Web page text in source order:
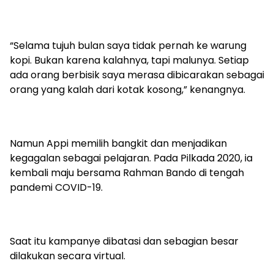
“Selama tujuh bulan saya tidak pernah ke warung
kopi. Bukan karena kalahnya, tapi malunya. Setiap
ada orang berbisik saya merasa dibicarakan sebagai
orang yang kalah dari kotak kosong,” kenangnya.
Namun Appi memilih bangkit dan menjadikan
kegagalan sebagai pelajaran. Pada Pilkada 2020, ia
kembali maju bersama Rahman Bando di tengah
pandemi COVID-19.
Saat itu kampanye dibatasi dan sebagian besar
dilakukan secara virtual.